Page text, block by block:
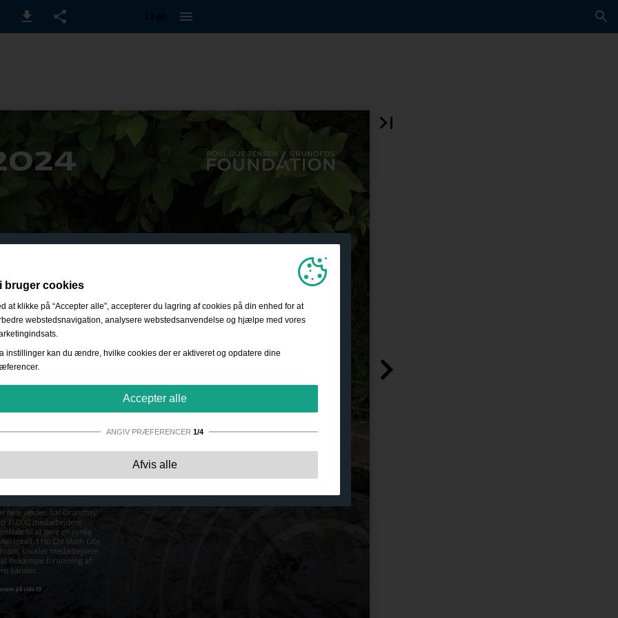
1 / 80
bruger cookies
at klikke på “Accepter alle”, accepterer du lagring af cookies på din enhed for at
webstedsnavigation, analysere webstedsanvendelse og hjælpe med vores
instillinger kan du ændre, hvilke cookies der er aktiveret og opdatere dine
Accepter alle
ANGIV PRÆFERENCER 1/4
Disse cookies er essentielle for at sikre grundlæggende
Ydevene:Disse cookies giver os mulighed for at tælle besøg og trafikkilder såvel
som hvordan webstedet bruges. Dette bruges til at forbedre ydelsen. Al information
er akkumuleret og derfor anonym.
Funktionalitet:Disse cookies giver websitet mulighed for at tilbyde forbedrede
Afvis alle